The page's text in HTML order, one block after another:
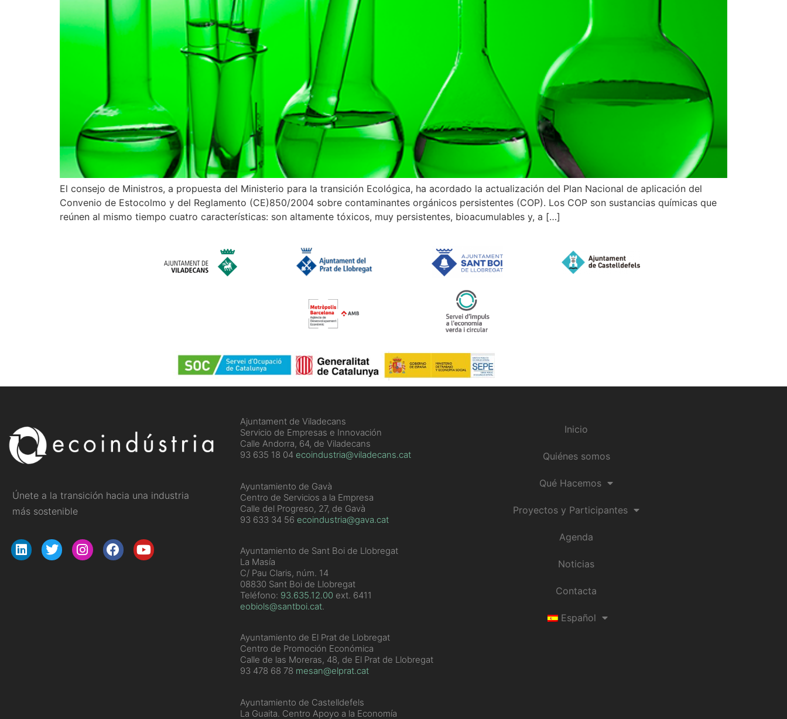
El consejo de Ministros, a propuesta del Ministerio para la transición Ecológica, ha acordado la actualización del Plan Nacional de aplicación del
Convenio de Estocolmo y del Reglamento (CE)850/2004 sobre contaminantes orgánicos persistentes (COP). Los COP son sustancias químicas que
reúnen al mismo tiempo cuatro características: son altamente tóxicos, muy persistentes, bioacumulables y, a […]
Únete a la transición hacia una industria
más sostenible
Ajuntament de Viladecans
Servicio de Empresas e Innovación
Calle Andorra, 64, de Viladecans
93 635 18 04ecoindustria@viladecans.cat
Ayuntamiento de Gavà
Centro de Servicios a la Empresa
Calle del Progreso, 27, de Gavà
93 633 34 56 ecoindustria@gava.cat
Ayuntamiento de Sant Boi de Llobregat
La Masía
C/ Pau Claris, núm. 14
08830 Sant Boi de Llobregat
Teléfono: 93.635.12.00ext. 6411
eobiols@santboi.cat.
Ayuntamiento de El Prat de Llobregat
Centro de Promoción Económica
Calle de las Moreras, 48, de El Prat de Llobregat
93 478 68 78 mesan@elprat.cat
Ayuntamiento de Castelldefels
La Guaita. Centro Apoyo a la Economía
Inicio
Quiénes somos
Qué Hacemos
Proyectos y Participantes
Agenda
Noticias
Contacta
Español